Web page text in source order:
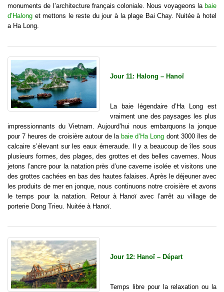
monuments de l’architecture français coloniale. Nous voyageons la baie
d’Halong et mettons le reste du jour à la plage Bai Chay. Nuitée à hotel
a Ha Long.
Jour 11: Halong – Hanoï
La baie légendaire d’Ha Long est
vraiment une des paysages les plus
impressionnants du Vietnam. Aujourd’hui nous embarquons la jonque
pour 7 heures de croisière autour de labaie d’Ha Long dont 3000 îles de
calcaire s’élevant sur les eaux émeraude. Il y a beaucoup de îles sous
plusieurs formes, des plages, des grottes et des belles cavernes. Nous
jetons l’ancre pour la natation près d’une caverne isolée et visitons une
des grottes cachées en bas des hautes falaises. Après le déjeuner avec
les produits de mer en jonque, nous continuons notre croisière et avons
le temps pour la natation. Retour à Hanoï avec l’arrêt au village de
porterie Dong Trieu. Nuitée à Hanoï.
Jour 12: Hanoï – Départ
Temps libre pour la relaxation ou la